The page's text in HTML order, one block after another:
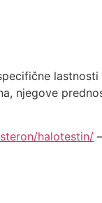
njegove
halotestin/